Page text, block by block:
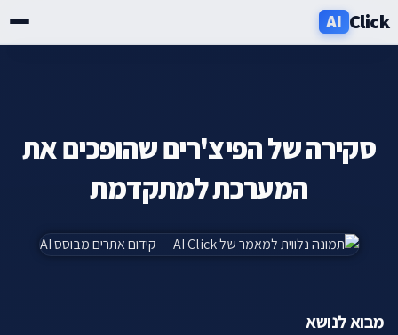
AI Click
מחירון
אודות
סקירה של הפיצ'רים שהופכים את
המערכת למתקדמת
מבוא לנושא